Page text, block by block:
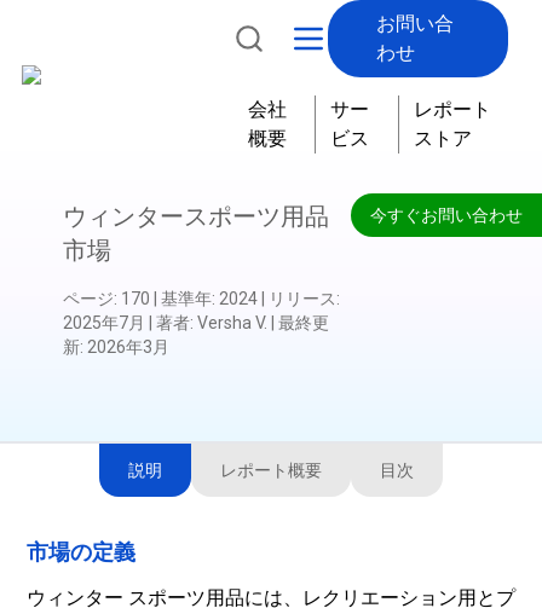
お問い合
わせ
会社
概要
サー
ビス
レポート
ストア
今すぐお問い合わせ
ウィンタースポーツ用品
市場
ページ: 170 基準年: 2024 リリース:
2025年7月
著者: Versha V.
最終更
新: 2026年3月
説明 レポート概要 目次
市場の定義
ウィンター スポーツ用品には、レクリエーション用とプ